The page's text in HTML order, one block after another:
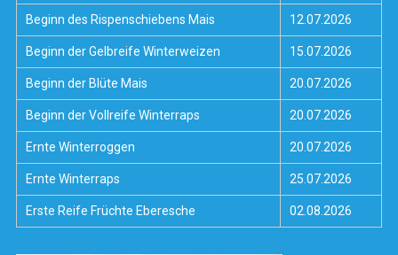
Beginn des Rispenschiebens Mais 12.07.2026
Beginn der Gelbreife Winterweizen 15.07.2026
Beginn der Blüte Mais 20.07.2026
Beginn der Vollreife Winterraps 20.07.2026
Ernte Winterroggen 20.07.2026
Ernte Winterraps 25.07.2026
Erste Reife Früchte Eberesche 02.08.2026